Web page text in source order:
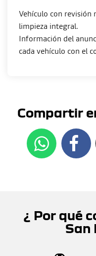
Vehículo con revisión
limpieza integral.
Información del
Compartir
¿ Por qué
San